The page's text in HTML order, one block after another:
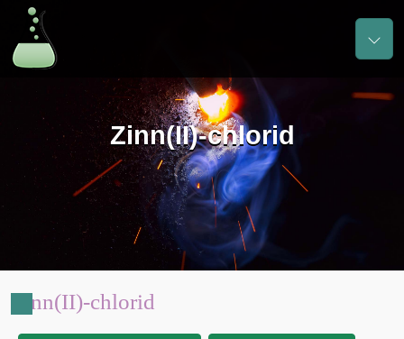
Zinn(II)-chlorid
Zinn(II)-chlorid